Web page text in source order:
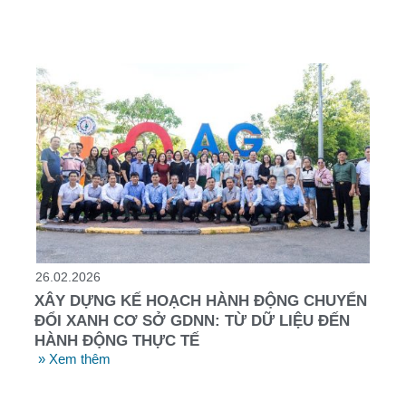
26.02.2026
XÂY DỰNG KẾ HOẠCH HÀNH ĐỘNG CHUYỂN
ĐỔI XANH CƠ SỞ GDNN: TỪ DỮ LIỆU ĐẾN
HÀNH ĐỘNG THỰC TẾ
» Xem thêm